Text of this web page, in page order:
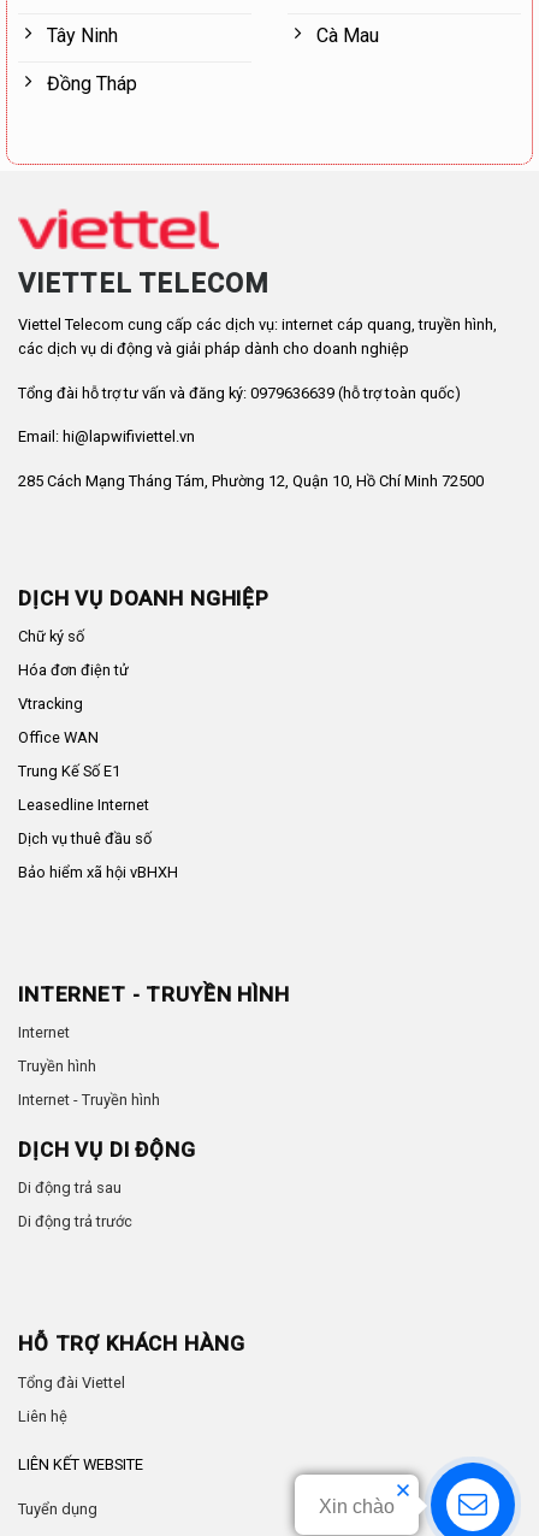
Tây Ninh
Đồng Tháp
Cà Mau
VIETTEL TELECOM
Viettel Telecom cung cấp các dịch vụ: internet cáp quang, truyền hình,
các dịch vụ di động và giải pháp dành cho doanh nghiệp
Tổng đài hỗ trợ tư vấn và đăng ký: 0979636639 (hỗ trợ toàn quốc)
Email: hi@lapwifiviettel.vn
285 Cách Mạng Tháng Tám, Phường 12, Quận 10, Hồ Chí Minh 72500
DỊCH VỤ DOANH NGHIỆP
Chữ ký số
Hóa đơn điện tử
Vtracking
Office WAN
Trung Kế Số E1
Leasedline Internet
Dịch vụ thuê đầu số
Bảo hiểm xã hội vBHXH
INTERNET - TRUYỀN HÌNH
Internet
Truyền hình
Internet - Truyền hình
DỊCH VỤ DI ĐỘNG
Di động trả sau
Di động trả trước
HỖ TRỢ KHÁCH HÀNG
Tổng đài Viettel
Liên hệ
LIÊN KẾT WEBSITE
Tuyển dụng Xin chào